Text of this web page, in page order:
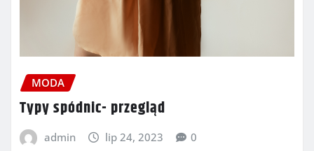
MODA
Typy spódnic- przegląd
admin lip 24, 2023 0